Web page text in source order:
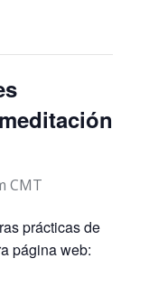
CMT
prácticas de
página web: